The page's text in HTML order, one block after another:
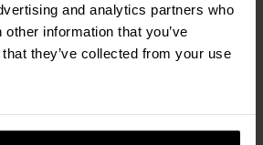
and analytics partners who
information that you’ve
they’ve collected from your use